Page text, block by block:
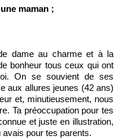
maman ;
dame au charme et à la
bonheur tous ceux qui ont
On se souvient de ses
aux allures jeunes (42 ans)
et, minutieusement, nous
Ta préoccupation pour tes
et juste en illustration,
avais pour tes parents.